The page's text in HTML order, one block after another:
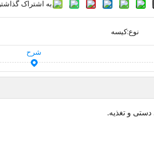
به اشتراک
نوع:کیسه
شرح